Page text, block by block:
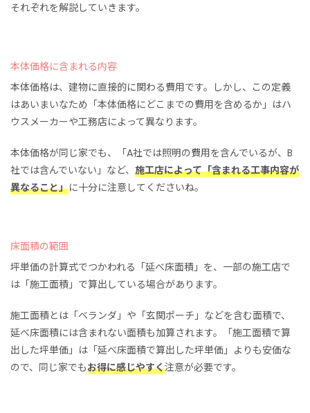
それぞれを解説していきます。
本体価格に含まれる内容
本体価格は、建物に直接的に関わる費用です。しかし、この定義
はあいまいなため「本体価格にどこまでの費用を含めるか」はハ
ウスメーカーや工務店によって異なります。
本体価格が同じ家でも、「A社では照明の費用を含んでいるが、B
社では含んでいない」など、 施工店によって「含まれる工事内容が
異なること」に十分に注意してくださいね。
床面積の範囲
坪単価の計算式でつかわれる「延べ床面積」を、一部の施工店で
は「施工面積」で算出している場合があります。
施工面積とは「ベランダ」や「玄関ポーチ」などを含む面積で、
延べ床面積には含まれない面積も加算されます。「施工面積で算
出した坪単価」は「延べ床面積で算出した坪単価」よりも安価な
ので、同じ家でもお得に感じやすく注意が必要です。